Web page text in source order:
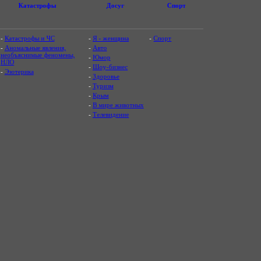
Катастрофы Досуг Спорт
- Катастрофы и ЧС
- Аномальные явления,
необъяснимые феномены,
НЛО
- Эзотерика
- Я - женщина
- Авто
- Юмор
- Шоу-бизнес
- Здоровье
- Туризм
- Крым
- В мире животных
- Телевидение
-Спорт